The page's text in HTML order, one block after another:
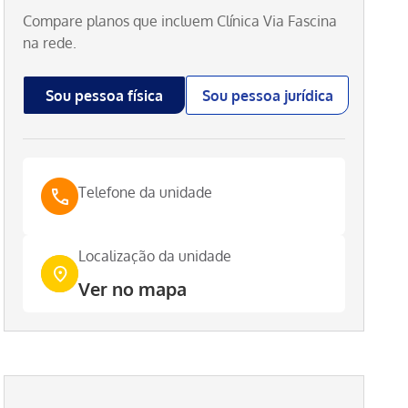
Compare planos que incluem Clínica Via Fascina
na rede.
Sou pessoa física Sou pessoa jurídica
Telefone da unidade
Localização da unidade
Ver no mapa